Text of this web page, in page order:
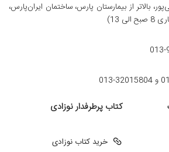
بالاتر از بیمارستان پارس، ساختمان ایران‌پارس،
کتاب پرطرفدار نوزادی
خرید کتاب نوزادی